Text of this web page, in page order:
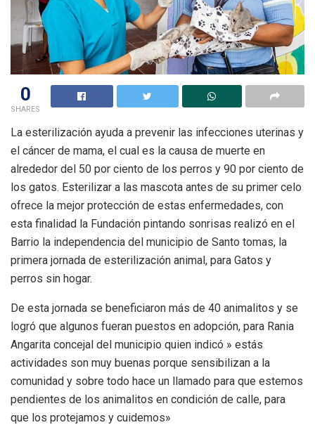
0
SHARES
La esterilización ayuda a prevenir las infecciones uterinas y
el cáncer de mama, el cual es la causa de muerte en
alrededor del 50 por ciento de los perros y 90 por ciento de
los gatos. Esterilizar a las mascota antes de su primer celo
ofrece la mejor protección de estas enfermedades, con
esta finalidad la Fundación pintando sonrisas realizó en el
Barrio la independencia del municipio de Santo tomas, la
primera jornada de esterilización animal, para Gatos y
perros sin hogar.
De esta jornada se beneficiaron más de 40 animalitos y se
logró que algunos fueran puestos en adopción, para Rania
Angarita concejal del municipio quien indicó » estás
actividades son muy buenas porque sensibilizan a la
comunidad y sobre todo hace un llamado para que estemos
pendientes de los animalitos en condición de calle, para
que los protejamos y cuidemos»